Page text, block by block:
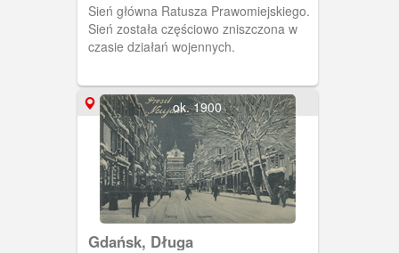
Sień główna Ratusza Prawomiejskiego.
Sień została częściowo zniszczona w
czasie działań wojennych.
ok. 1900
Gdańsk, Długa